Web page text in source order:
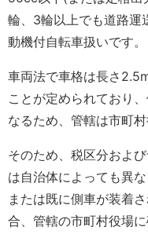
輪、3輪以上でも道路運
動機付自転車扱いです。
車両法で車格は長さ
ことが定められており
なるため、管轄は市町村
そのため、税区分およ
は自治体によっても異
または既に側車が装着
合、管轄の市町村役場